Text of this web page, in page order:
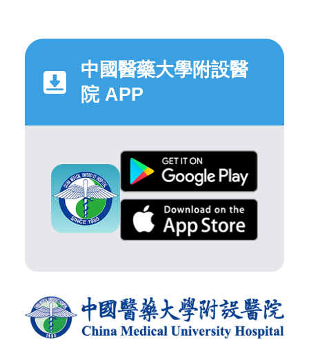
中國醫藥大學附設醫
院 APP